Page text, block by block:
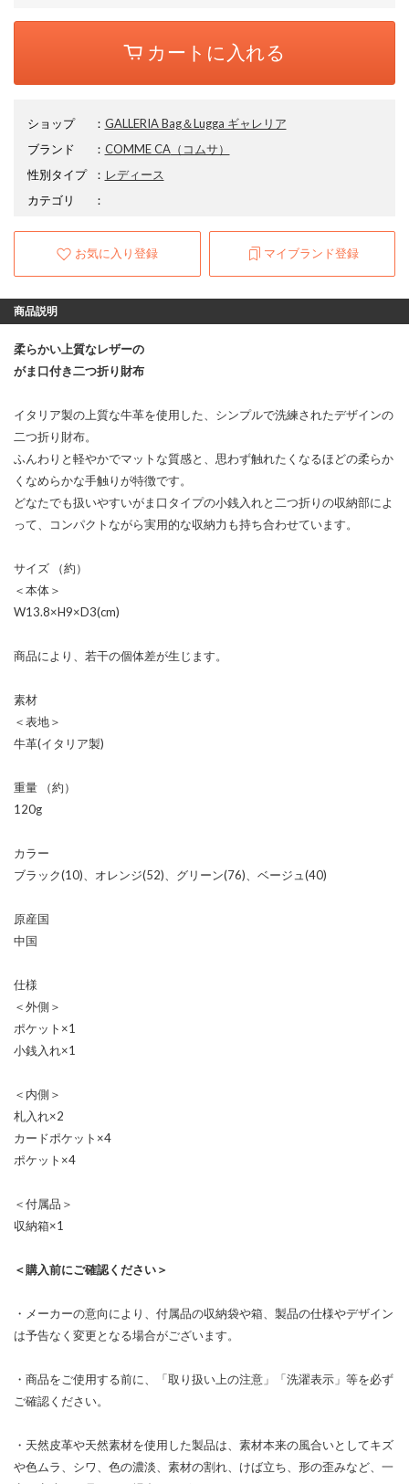
カートに入れる
ショップ ： GALLERIA Bag＆Lugga ギャレリア
ブランド
： COMME CA（コムサ）
性別タイプ
： レディース
カテゴリ
：
お気に入り登録 マイブランド登録
商品説明
柔らかい上質なレザーの
がま口付き二つ折り財布
イタリア製の上質な牛革を使用した、シンプルで洗練されたデザインの
二つ折り財布。
ふんわりと軽やかでマットな質感と、思わず触れたくなるほどの柔らか
くなめらかな手触りが特徴です。
どなたでも扱いやすいがま口タイプの小銭入れと二つ折りの収納部によ
って、コンパクトながら実用的な収納力も持ち合わせています。
サイズ （約）
＜本体＞
W13.8×H9×D3(cm)
商品により、若干の個体差が生じます。
素材
＜表地＞
牛革(イタリア製)
重量 （約）
120g
カラー
ブラック(10)、オレンジ(52)、グリーン(76)、ベージュ(40)
原産国
中国
仕様
＜外側＞
ポケット×1
小銭入れ×1
＜内側＞
札入れ×2
カードポケット×4
ポケット×4
＜付属品＞
収納箱×1
＜購入前にご確認ください＞
・メーカーの意向により、付属品の収納袋や箱、製品の仕様やデザイン
は予告なく変更となる場合がございます。
・商品をご使用する前に、「取り扱い上の注意」「洗濯表示」等を必ず
ご確認ください。
・天然皮革や天然素材を使用した製品は、素材本来の風合いとしてキズ
や色ムラ、シワ、色の濃淡、素材の割れ、けば立ち、形の歪みなど、一